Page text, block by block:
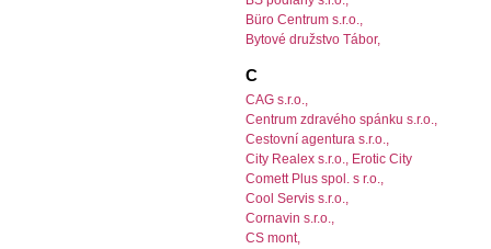
Büro Centrum s.r.o.,
Bytové družstvo Tábor,
C
CAG s.r.o.,
Centrum zdravého spánku s.r.o.,
Cestovní agentura s.r.o.,
City Realex s.r.o., Erotic City
Comett Plus spol. s r.o.,
Cool Servis s.r.o.,
Cornavin s.r.o.,
CS mont,